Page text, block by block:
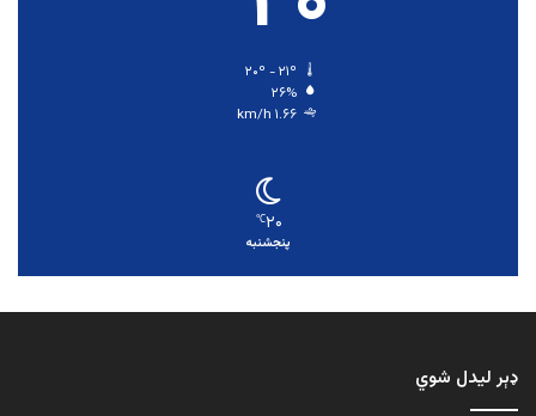
۲۶%
۱.۶۶ km/h
۲۰℃
پنجشنبه
ډېر لیدل شوي